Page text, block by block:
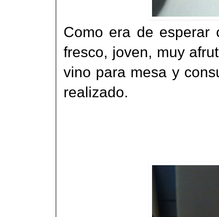
Como era de esperar
fresco, joven, muy
vino para mesa y
realizado.